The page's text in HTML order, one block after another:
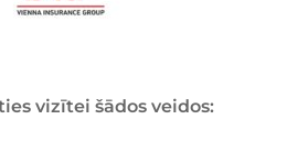
vizītei šādos veidos: